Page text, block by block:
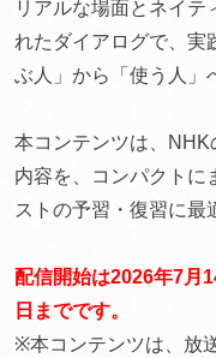
リアルな場面とネイテ
れたダイアログで、実
ぶ人」から「使う人」
本コンテンツは、
内容を、コンパクトに
ストの予習・復習に最
配信開始は2026年7月
日までです。
※本コンテンツは、放